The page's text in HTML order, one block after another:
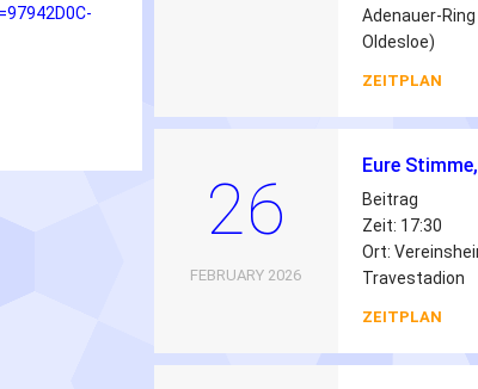
Adenauer-Ring
Oldesloe)
ZEITPLAN
26
FEBRUARY 2026
Beitrag
Zeit: 17:30
Ort:
Travestadion
ZEITPLAN